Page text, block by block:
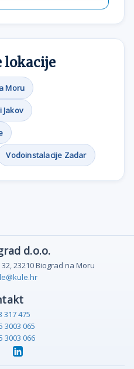
lokacije
Moru
Jakov
Vodoinstalacije Zadar
d.o.o.
23210 Biograd na Moru
317 475
3003 065
3003 066